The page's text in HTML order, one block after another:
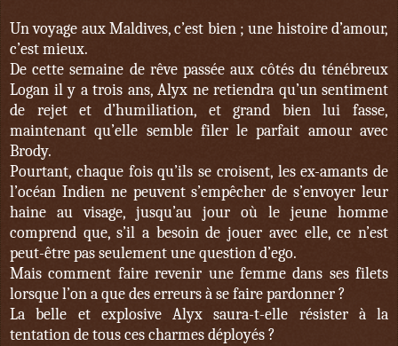
Un voyage aux Maldives, c’est bien ; une histoire d’amour,
c’est mieux.
De cette semaine de rêve passée aux côtés du ténébreux
Logan il y a trois ans, Alyx ne retiendra qu’un sentiment
de rejet et d’humiliation, et grand bien lui fasse,
maintenant qu’elle semble filer le parfait amour avec
Brody.
Pourtant, chaque fois qu’ils se croisent, les ex-amants de
l’océan Indien ne peuvent s’empêcher de s’envoyer leur
haine au visage, jusqu’au jour où le jeune homme
comprend que, s’il a besoin de jouer avec elle, ce n’est
peut-être pas seulement une question d’ego.
Mais comment faire revenir une femme dans ses filets
lorsque l’on a que des erreurs à se faire pardonner ?
La belle et explosive Alyx saura-t-elle résister à la
tentation de tous ces charmes déployés ?